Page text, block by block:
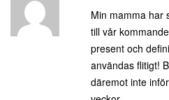
Min mamma har
till vår
present och
användas flitigt!
däremot inte